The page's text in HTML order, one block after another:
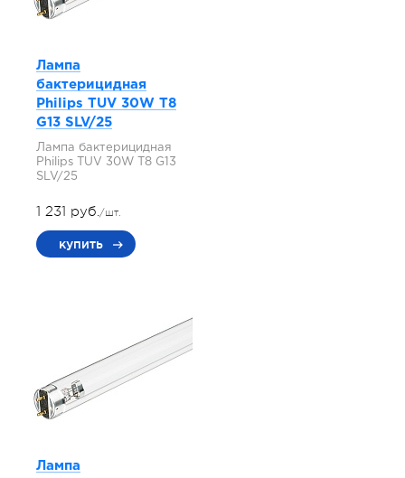
Лампа
бактерицидная
Philips TUV 30W T8
G13 SLV/25
Лампа бактерицидная
Philips TUV 30W T8 G13
SLV/25
1 231 руб./шт.
купить
Лампа